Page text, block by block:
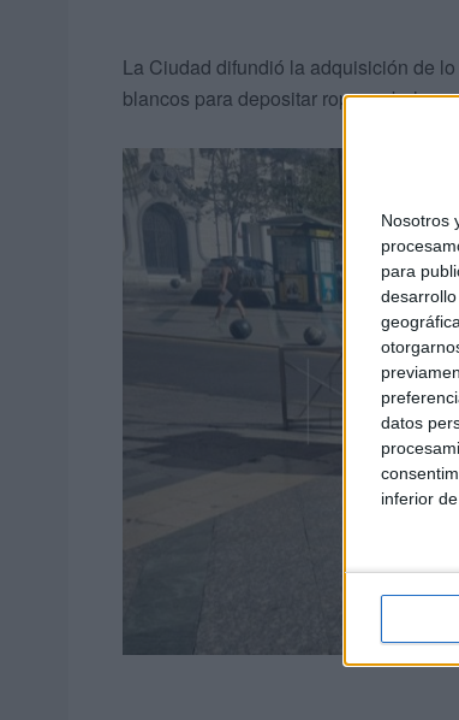
Nosotros
para
datos
inferior
La Ciudad difundió la adquisición de
blancos para depositar ropa en bolsas